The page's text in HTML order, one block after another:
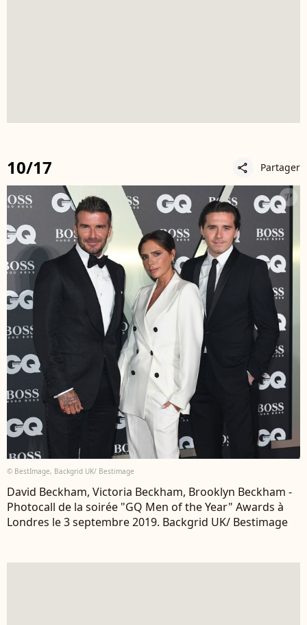
10/17 share Partager
© BestImage, Backgrid UK/ Bestimage
David Beckham, Victoria Beckham, Brooklyn Beckham -
Photocall de la soirée "GQ Men of the Year" Awards à
Londres le 3 septembre 2019. Backgrid UK/ Bestimage